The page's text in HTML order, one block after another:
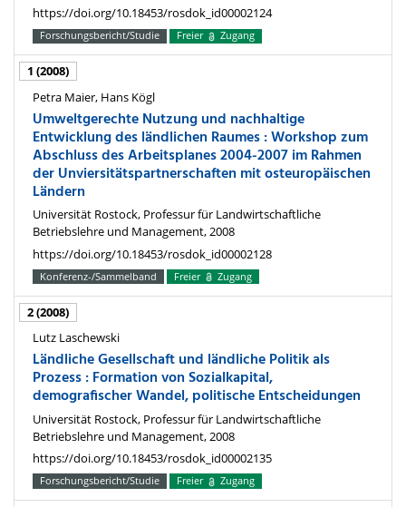
https://doi.org/10.18453/rosdok_id00002124
Forschungsbericht/Studie Freier Zugang
1 (2008)
Petra Maier, Hans Kögl
Umweltgerechte Nutzung und nachhaltige
Entwicklung des ländlichen Raumes : Workshop zum
Abschluss des Arbeitsplanes 2004-2007 im Rahmen
der Unviersitätspartnerschaften mit osteuropäischen
Ländern
Universität Rostock, Professur für Landwirtschaftliche
Betriebslehre und Management, 2008
https://doi.org/10.18453/rosdok_id00002128
Konferenz-/Sammelband Freier Zugang
2 (2008)
Lutz Laschewski
Ländliche Gesellschaft und ländliche Politik als
Prozess : Formation von Sozialkapital,
demografischer Wandel, politische Entscheidungen
Universität Rostock, Professur für Landwirtschaftliche
Betriebslehre und Management, 2008
https://doi.org/10.18453/rosdok_id00002135
Forschungsbericht/Studie Freier Zugang